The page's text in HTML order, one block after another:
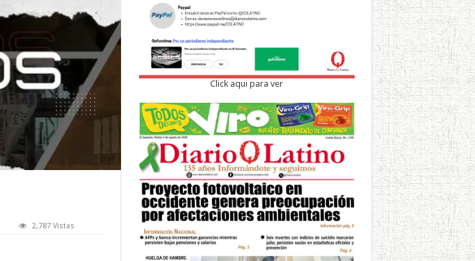
2,787 Vistas
Click aqui para ver